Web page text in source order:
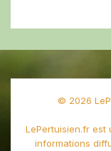
© 2026
LePertuisien.fr est
informations